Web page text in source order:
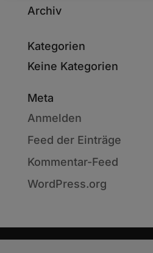
Archiv
Kategorien
Keine Kategorien
Meta
Anmelden
Feed der Einträge
Kommentar-Feed
WordPress.org